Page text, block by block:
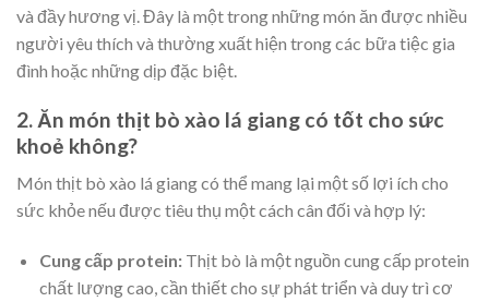
và đầy hương vị. Đây là một trong những món ăn được nhiều
người yêu thích và thường xuất hiện trong các bữa tiệc gia
đình hoặc những dịp đặc biệt.
2. Ăn món thịt bò xào lá giang có tốt cho sức
khoẻ không?
Món thịt bò xào lá giang có thể mang lại một số lợi ích cho
sức khỏe nếu được tiêu thụ một cách cân đối và hợp lý:
Cung cấp protein: Thịt bò là một nguồn cung cấp protein
chất lượng cao, cần thiết cho sự phát triển và duy trì cơ